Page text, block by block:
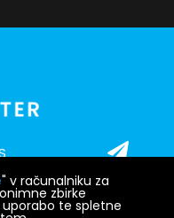
" v računalniku za
zbirke
te spletne